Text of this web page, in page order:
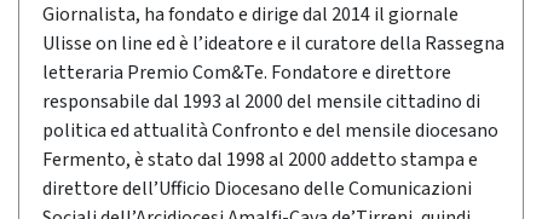
Giornalista, ha fondato e dirige dal 2014 il giornale
Ulisse on line ed è l’ideatore e il curatore della Rassegna
letteraria Premio Com&Te. Fondatore e direttore
responsabile dal 1993 al 2000 del mensile cittadino di
politica ed attualità Confronto e del mensile diocesano
Fermento, è stato dal 1998 al 2000 addetto stampa e
direttore dell’Ufficio Diocesano delle Comunicazioni